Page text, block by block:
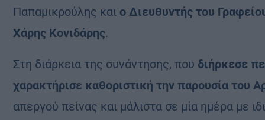
Παπαμικρούλης και ο Διευθυντής του
Χάρης Κονιδάρης.
Στη διάρκεια της συνάντησης, που διήρκεσε
χαρακτήρισε καθοριστική την παρουσία του
απεργού πείνας και μάλιστα σε μία ημέρα με